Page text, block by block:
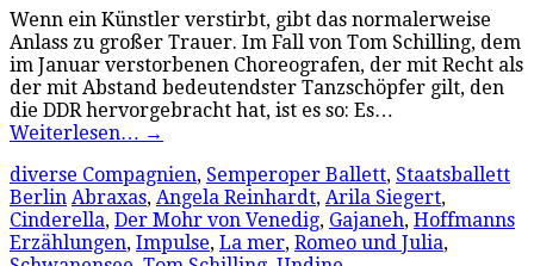
Wenn ein Künstler verstirbt, gibt das normalerweise
Anlass zu großer Trauer. Im Fall von Tom Schilling, dem
im Januar verstorbenen Choreografen, der mit Recht als
der mit Abstand bedeutendster Tanzschöpfer gilt, den
die DDR hervorgebracht hat, ist es so: Es…
Weiterlesen… →
diverse Compagnien, Semperoper Ballett, Staatsballett
Berlin Abraxas, Angela Reinhardt, Arila Siegert,
Cinderella, Der Mohr von Venedig, Gajaneh, Hoffmanns
Erzählungen, Impulse, La mer, Romeo und Julia,